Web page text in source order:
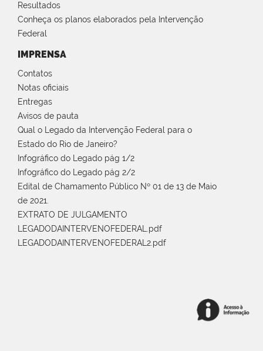
Resultados
Conheça os planos elaborados pela Intervenção
Federal
IMPRENSA
Contatos
Notas oficiais
Entregas
Avisos de pauta
Qual o Legado da Intervenção Federal para o
Estado do Rio de Janeiro?
Infográfico do Legado pág 1/2
Infográfico do Legado pág 2/2
Edital de Chamamento Público Nº 01 de 13 de Maio
de 2021.
EXTRATO DE JULGAMENTO
LEGADODAINTERVENOFEDERAL.pdf
LEGADODAINTERVENOFEDERAL2.pdf